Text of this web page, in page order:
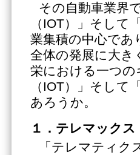
その自動車業界
（IOT）」そして
業集積の中心であ
全体の発展に大き
栄における一つ
（IOT）」そし
あろうか。
１．テレマックス
「テレマティ